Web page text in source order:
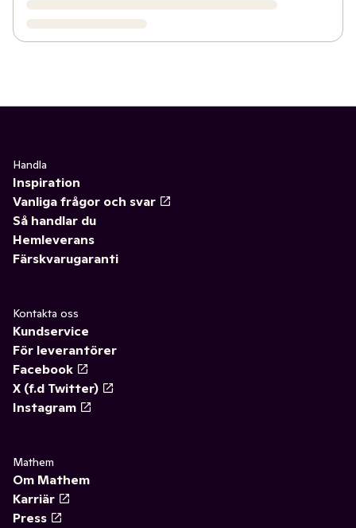
Handla
Inspiration
Vanliga frågor och svar
Så handlar du
Hemleverans
Färskvarugaranti
Kontakta oss
Kundservice
För leverantörer
Facebook
X (f.d Twitter)
Instagram
Mathem
Om Mathem
Karriär
Press